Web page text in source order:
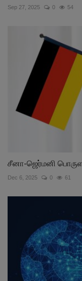
Sep 27, 2025 0 54
சீனா-ஜெர்மனி
Dec 6, 2025 0 61